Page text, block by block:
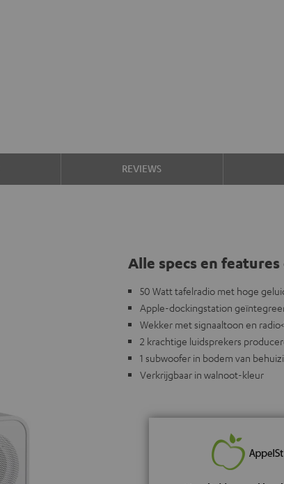
REVIEWS
Alle specs en
50 Watt tafelradio met hoge
Apple-dockingstation
Wekker met signaaltoon en
2 krachtige luidsprekers
1 subwoofer in bodem van
Verkrijgbaar in walnoot-kleur